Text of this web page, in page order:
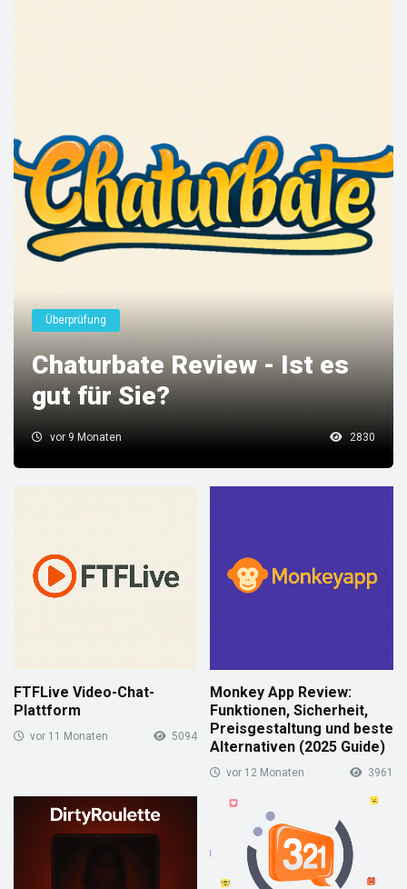
Überprüfung
Chaturbate Review - Ist es
gut für Sie?
vor 9 Monaten 2830
FTFLive Video-Chat-
Plattform
vor 11 Monaten 5094
Monkey App Review:
Funktionen, Sicherheit,
Preisgestaltung und beste
Alternativen (2025 Guide)
vor 12 Monaten 3961